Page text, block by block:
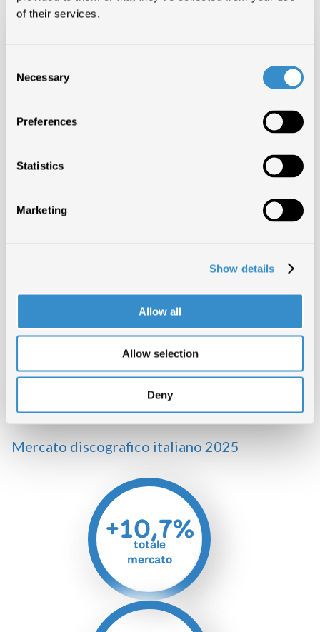
of their services.
Selection
Necessary
Preferences
Statistics
Marketing
Show details
Allow all
Allow selection
Deny
Mercato discografico italiano 2025
+10,7%
totale
mercato